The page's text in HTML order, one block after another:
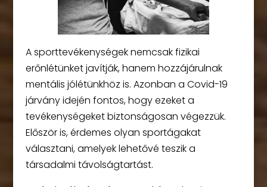
A sporttevékenységek nemcsak fizikai
erőnlétünket javítják, hanem hozzájárulnak
mentális jólétünkhöz is. Azonban a Covid-19
járvány idején fontos, hogy ezeket a
tevékenységeket biztonságosan végezzük.
Először is, érdemes olyan sportágakat
választani, amelyek lehetővé teszik a
társadalmi távolságtartást.